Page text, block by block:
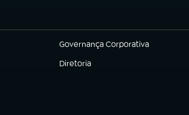
Governança Corporativa
(abre em nova aba)
Diretoria
(abre em nova aba)